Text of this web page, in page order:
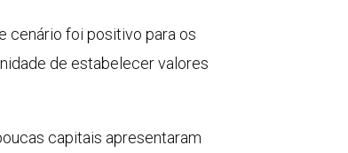
cenário foi positivo para os
de estabelecer valores
capitais apresentaram